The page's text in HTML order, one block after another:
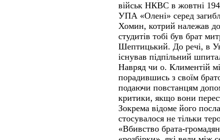
військ НКВС в жовтні
УПА «Олені» серед
Хомин, котрий належав
студитів тобі був брат
Шептицький. До речі, в
існував підпільний
Навряд чи о. Климентій
порадившись з своїм
подаючи повстанцям
критики, якщо вони
Зокрема відоме його
стосувалося не тільки
«Вбивство брата-